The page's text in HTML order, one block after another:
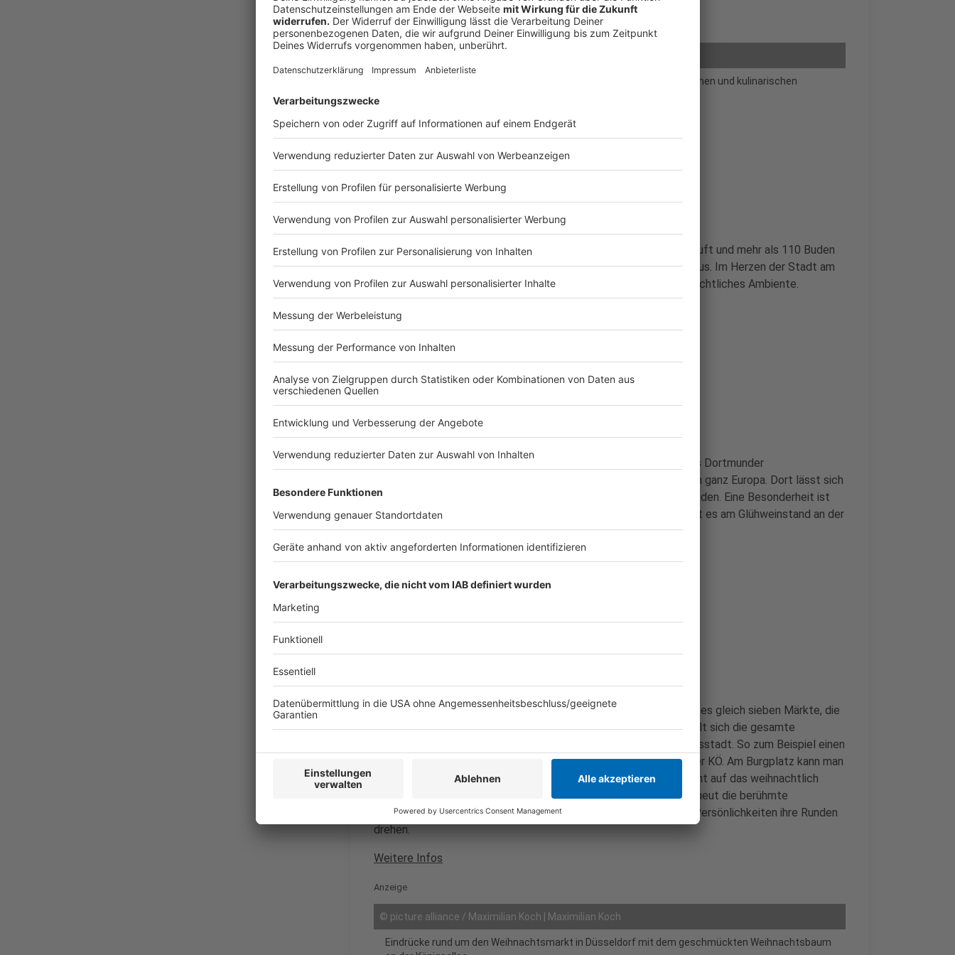
Schloss Weihnacht
Jüchen
Schloss Dyck
19
Anzeige
Über 150 Stände bieten ein vielfältiges Angebot an kunsthandwerklichen und kulinarischen
Anzeige
Bielefeld
Anzeige
Weihnachtliches Bummeln -Geschmückte Tannen, Lebkuchenduft und mehr als 110 Buden
breiten sich in der Bielefelder Innenstadt ab dem 20. November aus. Im Herzen der Stadt am
alten Markt bietet der Hüttenzauber ein ganz besonderes weihnachtliches Ambiente.
Weitere Infos
Dortmund
Weihnachtsstadt -Über 250 Buden verzaubern die Besucher des Dortmunder
Weihnachtsmarktes ab dem 20. November als einer der größten in ganz Europa. Dort lässt sich
garantiert auch noch das ein oder andere Weihnachtsgeschenk finden. Eine Besonderheit ist
das Saisonbier der Brauerei Hövels: ein Weihnachtsbier. Man findet es am Glühweinstand an der
Petritkirche. .
Weitere Infos
Anzeige
Weihnachtsstimmung am Rhein -In der Landeshauptstadt gibt es gleich sieben Märkte, die
fußläufig miteinander verbunden und erreichbar sind. So verwandelt sich die gesamte
Düsseldorfer Innenstadt ab dem 20. November in eine Weihnachtsstadt. So zum Beispiel einen
Handwerkermarkt vor dem Rathaus und einen Lichtermarkt auf der KÖ. Am Burgplatz kann man
mit dem Riesenrad hoch hinaus und bekommt eine schöne Aussicht auf das weihnachtlich
beleuchtete Stadtzentrum und den Rhein. In der Altstadt wird erneut die berühmte
Glühweinpyramide aufgebaut sein, in der bekannte Düsseldorfer Persönlichkeiten ihre Runden
drehen.
Weitere Infos
Anzeige
© picture alliance / Maximilian Koch | Maximilian Koch
Eindrücke rund um den Weihnachtsmarkt in Düsseldorf mit dem geschmückten Weihnachtsbaum